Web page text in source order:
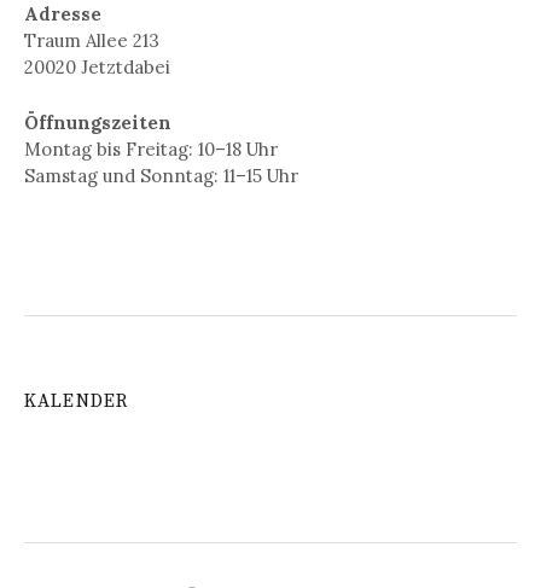
Adresse
Traum Allee 213
20020 Jetztdabei
Öffnungszeiten
Montag bis Freitag: 10–18 Uhr
Samstag und Sonntag: 11–15 Uhr
KALENDER